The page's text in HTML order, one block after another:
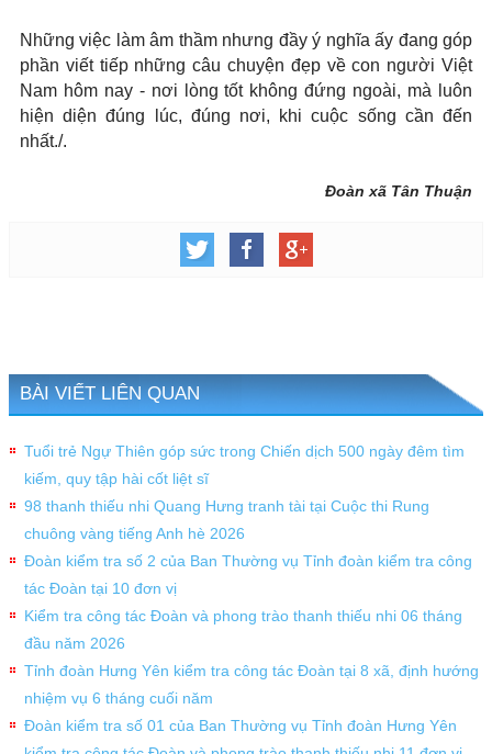
Những việc làm âm thầm nhưng đầy ý nghĩa ấy đang góp
phần viết tiếp những câu chuyện đẹp về con người Việt
Nam hôm nay - nơi lòng tốt không đứng ngoài, mà luôn
hiện diện đúng lúc, đúng nơi, khi cuộc sống cần đến
nhất./.
Đoàn xã Tân Thuận
BÀI VIẾT LIÊN QUAN
Tuổi trẻ Ngự Thiên góp sức trong Chiến dịch 500 ngày đêm tìm
kiếm, quy tập hài cốt liệt sĩ
98 thanh thiếu nhi Quang Hưng tranh tài tại Cuộc thi Rung
chuông vàng tiếng Anh hè 2026
Đoàn kiểm tra số 2 của Ban Thường vụ Tỉnh đoàn kiểm tra công
tác Đoàn tại 10 đơn vị
Kiểm tra công tác Đoàn và phong trào thanh thiếu nhi 06 tháng
đầu năm 2026
Tỉnh đoàn Hưng Yên kiểm tra công tác Đoàn tại 8 xã, định hướng
nhiệm vụ 6 tháng cuối năm
Đoàn kiểm tra số 01 của Ban Thường vụ Tỉnh đoàn Hưng Yên